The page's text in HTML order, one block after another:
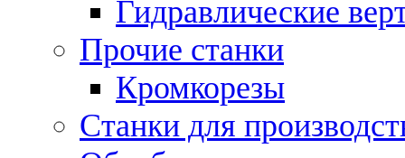
Гидравлические
Прочие станки
Кромкорезы
Станки для